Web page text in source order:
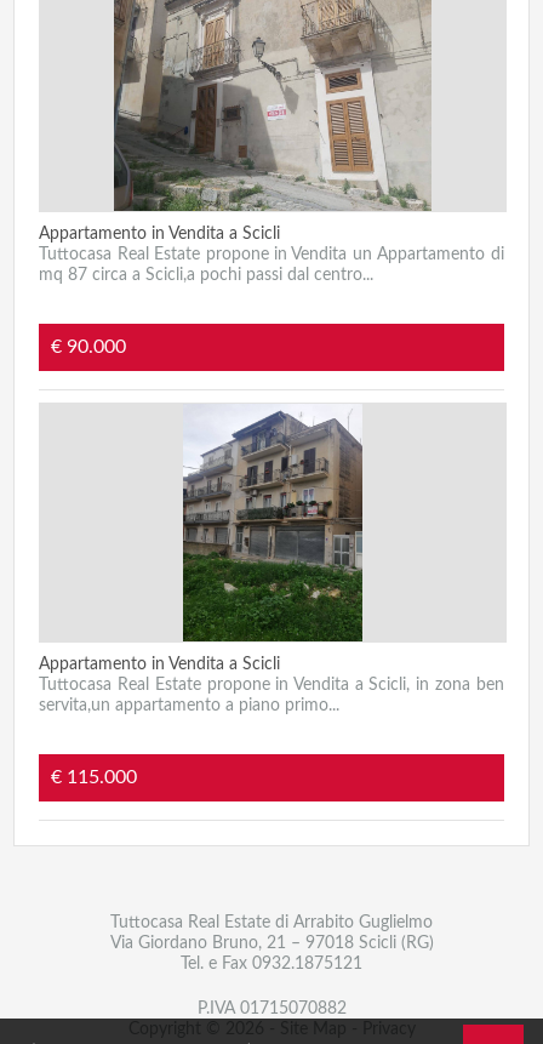
Appartamento in Vendita a Scicli
Tuttocasa Real Estate propone in Vendita un Appartamento di
mq 87 circa a Scicli,a pochi passi dal centro...
€ 90.000
Appartamento in Vendita a Scicli
Tuttocasa Real Estate propone in Vendita a Scicli, in zona ben
servita,un appartamento a piano primo...
€ 115.000
Tuttocasa Real Estate di Arrabito Guglielmo
Via Giordano Bruno, 21 – 97018 Scicli (RG)
Tel. e Fax 0932.1875121
P.IVA 01715070882